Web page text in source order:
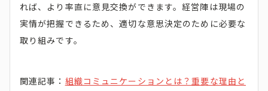
れば、より率直に意見交換ができます。経営陣は現場の
実情が把握できるため、適切な意思決定のために必要な
取り組みです。
関連記事： 組織コミュニケーションとは？重要な理由と